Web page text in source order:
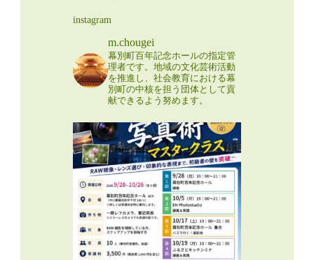
instagram
m.chougei
幕別町百年記念ホールの指定管
理者です。地域の文化芸術活動
を推進し、社会教育における幕
別町の中核を担う団体として貢
献できるよう努めます。